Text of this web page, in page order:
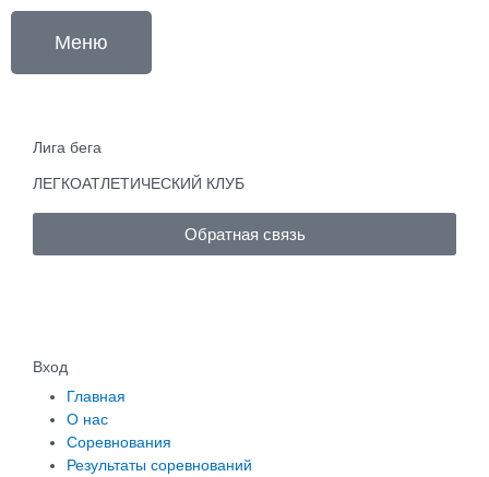
Перейти
Меню
Лига бега
ЛЕГКОАТЛЕТИЧЕСКИЙ КЛУБ
Обратная связь
Вход
Главная
О нас
Соревнования
Результаты соревнований